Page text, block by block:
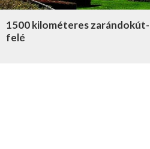
1500 kilométeres
felé